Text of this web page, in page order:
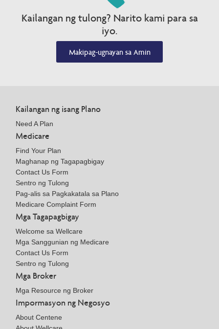
Kailangan ng tulong? Narito kami para sa
iyo.
Makipag-ugnayan sa Amin
Kailangan ng isang Plano
Need A Plan
Medicare
Find Your Plan
Maghanap ng Tagapagbigay
Contact Us Form
Sentro ng Tulong
Pag-alis sa Pagkakatala sa Plano
Medicare Complaint Form
Mga Tagapagbigay
Welcome sa Wellcare
Mga Sanggunian ng Medicare
Contact Us Form
Sentro ng Tulong
Mga Broker
Mga Resource ng Broker
Impormasyon ng Negosyo
About Centene